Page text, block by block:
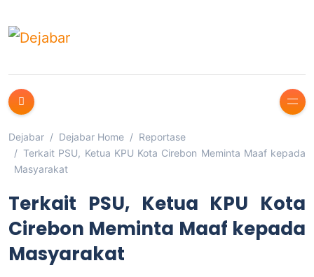
Dejabar Dejabar Home
Reportase
Terkait PSU, Ketua KPU Kota Cirebon Meminta Maaf kepada
Masyarakat
Terkait PSU, Ketua KPU Kota
Cirebon Meminta Maaf kepada
Masyarakat